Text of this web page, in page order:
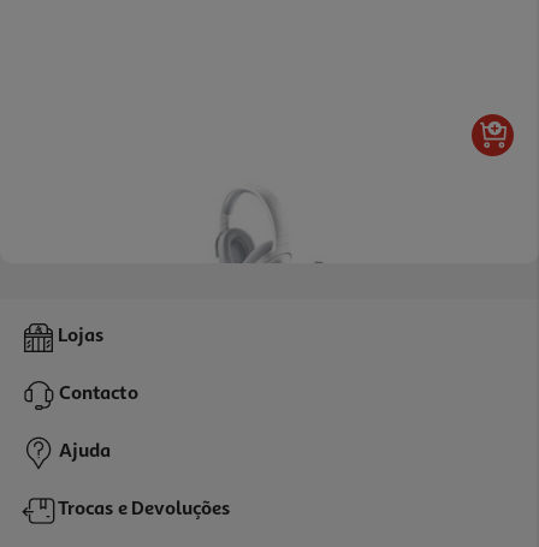
Auscultadores Gaming Razer Barracuda X Mercury White Wireless
89,99 €
Lojas
Contacto
Ajuda
Trocas e Devoluções